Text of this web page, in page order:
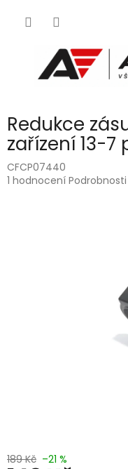
Redukce
zařízení 13-7
CFCP07440
Průměrné
1 hodnocení
189 Kč –21 %